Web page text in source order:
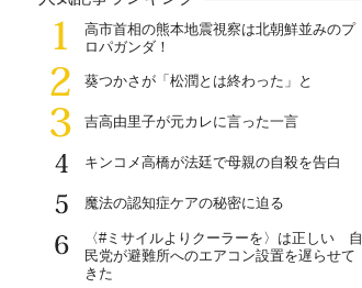
1
高市首相の熊本地震視察は北朝鮮並みのプ
ロパガンダ！
2
葵つかさが「松潤とは終わった」と
3
吉高由里子が元カレに言った一言
4
キンコメ高橋が法廷で母親の自殺を告白
5
魔法の認知症ケアの秘密に迫る
6
〈#ミサイルよりクーラーを〉は正しい 自
民党が避難所へのエアコン設置を遅らせて
きた